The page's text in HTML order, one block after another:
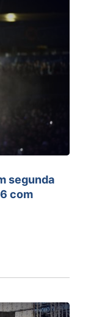
segunda
com